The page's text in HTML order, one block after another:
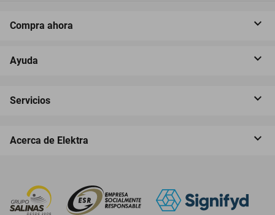
Compra ahora
Ayuda
Servicios
Acerca de Elektra